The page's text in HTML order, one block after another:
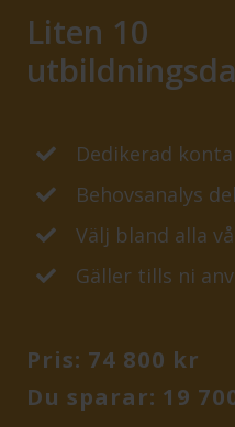
Liten 10
Dedikerad
Behovsanalys
Välj bland alla
Gäller tills ni
Pris: 74 800 kr
Du sparar: 19